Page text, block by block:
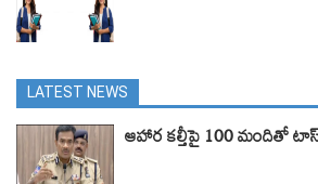
LATEST NEWS
ఆహార కల్తీపై 100 మందితో